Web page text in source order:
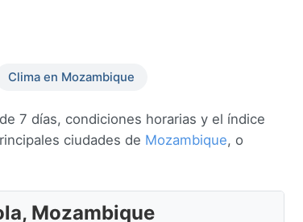
Clima en Mozambique
7 días, condiciones horarias y el índice
ciudades de Mozambique, o
Mozambique